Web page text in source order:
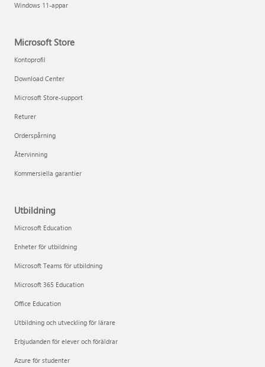
Windows 11-appar
Microsoft Store
Kontoprofil
Download Center
Microsoft Store-support
Returer
Orderspårning
Återvinning
Kommersiella garantier
Utbildning
Microsoft Education
Enheter för utbildning
Microsoft Teams för utbildning
Microsoft 365 Education
Office Education
Utbildning och utveckling för lärare
Erbjudanden för elever och föräldrar
Azure för studenter